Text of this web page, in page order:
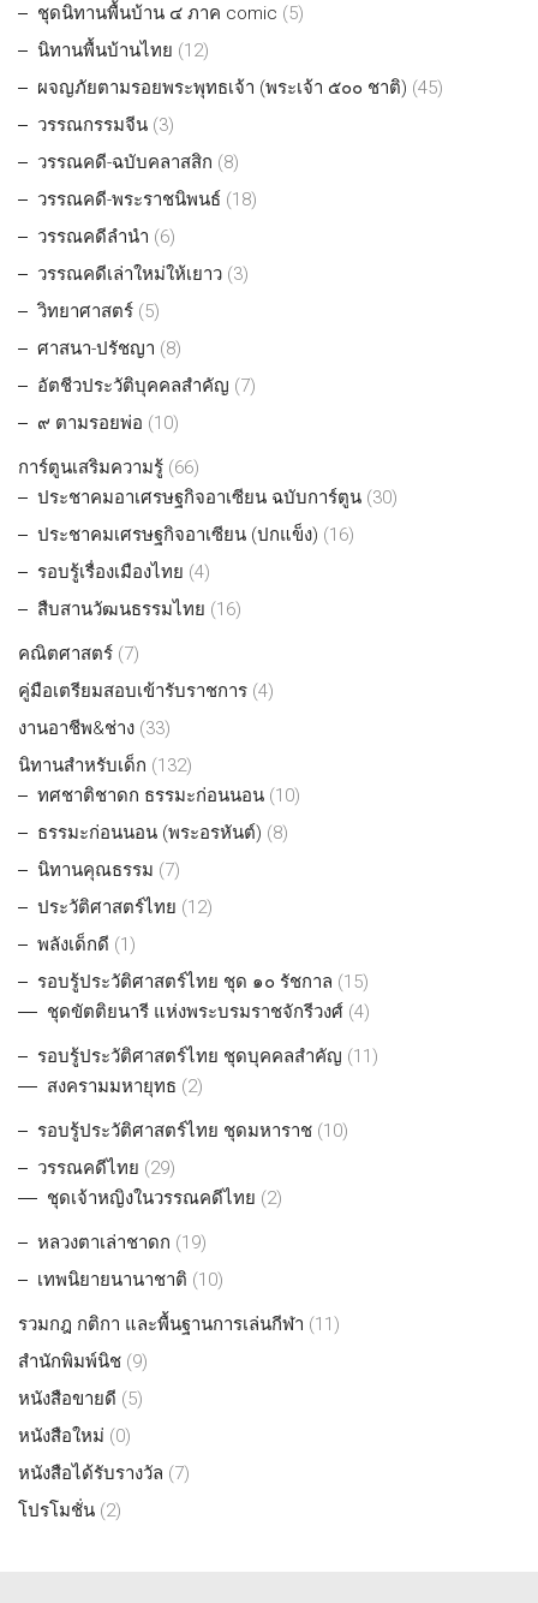
ชุดนิทานพื้นบ้าน ๔ ภาค comic (5)
นิทานพื้นบ้านไทย (12)
ผจญภัยตามรอยพระพุทธเจ้า (พระเจ้า ๕๐๐ ชาติ) (45)
วรรณกรรมจีน (3)
วรรณคดี-ฉบับคลาสสิก (8)
วรรณคดี-พระราชนิพนธ์ (18)
วรรณคดีลำนำ (6)
วรรณคดีเล่าใหม่ให้เยาว (3)
วิทยาศาสตร์ (5)
ศาสนา-ปรัชญา (8)
อัตชีวประวัติบุคคลสำคัญ (7)
๙ ตามรอยพ่อ (10)
การ์ตูนเสริมความรู้ (66)
ประชาคมอาเศรษฐกิจอาเซียน ฉบับการ์ตูน (30)
ประชาคมเศรษฐกิจอาเซียน (ปกแข็ง) (16)
รอบรู้เรื่องเมืองไทย (4)
สืบสานวัฒนธรรมไทย (16)
คณิตศาสตร์ (7)
คู่มือเตรียมสอบเข้ารับราชการ (4)
งานอาชีพ&ช่าง (33)
นิทานสำหรับเด็ก (132)
ทศชาติชาดก ธรรมะก่อนนอน (10)
ธรรมะก่อนนอน (พระอรหันต์) (8)
นิทานคุณธรรม (7)
ประวัติศาสตร์ไทย (12)
พลังเด็กดี (1)
รอบรู้ประวัติศาสตร์ไทย ชุด ๑๐ รัชกาล (15)
ชุดขัตติยนารี แห่งพระบรมราชจักรีวงศ์ (4)
รอบรู้ประวัติศาสตร์ไทย ชุดบุคคลสำคัญ (11)
สงครามมหายุทธ (2)
รอบรู้ประวัติศาสตร์ไทย ชุดมหาราช (10)
วรรณคดีไทย (29)
ชุดเจ้าหญิงในวรรณคดีไทย (2)
หลวงตาเล่าชาดก (19)
เทพนิยายนานาชาติ (10)
รวมกฎ กติกา และพื้นฐานการเล่นกีฬา (11)
สำนักพิมพ์นิช (9)
หนังสือขายดี (5)
หนังสือใหม่ (0)
หนังสือได้รับรางวัล (7)
โปรโมชั่น (2)